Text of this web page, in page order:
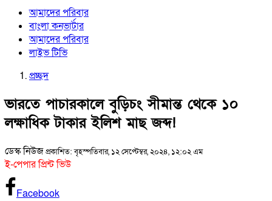
আমাদের পরিবার
বাংলা কনভার্টার
আমাদের পরিবার
লাইভ টিভি
প্রচ্ছদ
ভারতে পাচারকালে বুড়িচং সীমান্ত থেকে ১০
লক্ষাধিক টাকার ইলিশ মাছ জব্দ!
ডেস্ক নিউজপ্রকাশিত: বৃহস্পতিবার, ১২ সেপ্টেম্বর, ২০২৪, ১২:০২ এম
ই-পেপার প্রিন্ট ভিউ
Facebook